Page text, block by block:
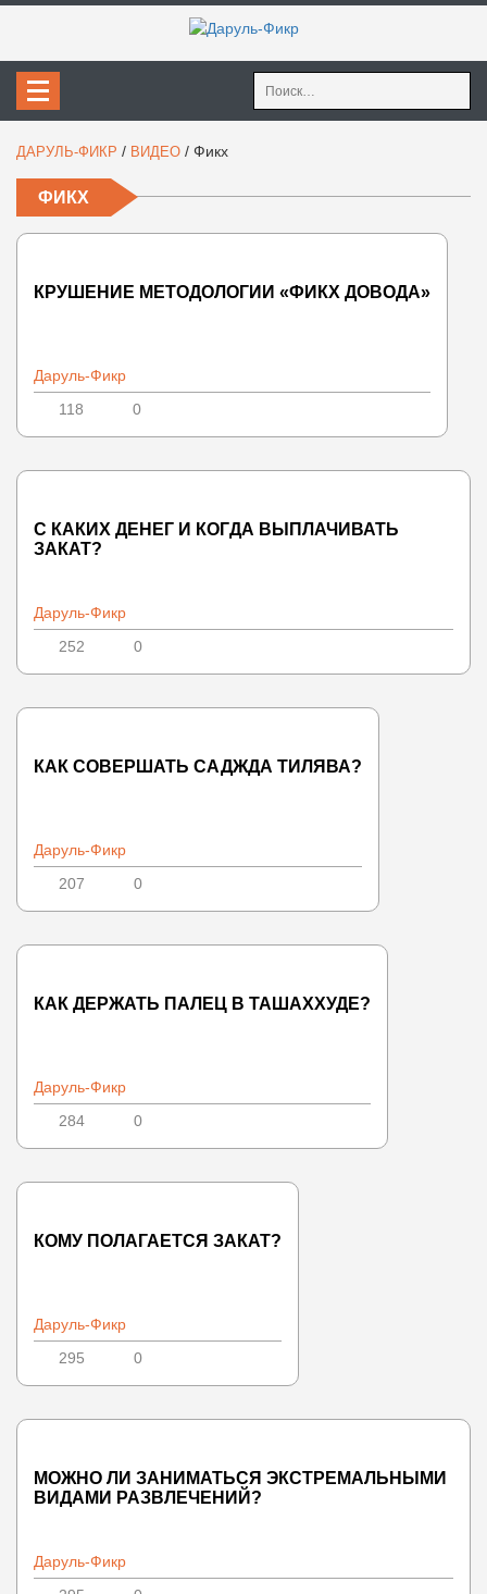
Найти:
ДАРУЛЬ-ФИКР / ВИДЕО / Фикх
ФИКХ
КРУШЕНИЕ МЕТОДОЛОГИИ «ФИКХ ДОВОДА»
Даруль-Фикр
118
0
С КАКИХ ДЕНЕГ И КОГДА ВЫПЛАЧИВАТЬ
ЗАКАТ?
Даруль-Фикр
252
0
КАК СОВЕРШАТЬ САДЖДА ТИЛЯВА?
Даруль-Фикр
207
0
КАК ДЕРЖАТЬ ПАЛЕЦ В ТАШАХХУДЕ?
Даруль-Фикр
284
0
КОМУ ПОЛАГАЕТСЯ ЗАКАТ?
Даруль-Фикр
295
0
МОЖНО ЛИ ЗАНИМАТЬСЯ ЭКСТРЕМАЛЬНЫМИ
ВИДАМИ РАЗВЛЕЧЕНИЙ?
Даруль-Фикр